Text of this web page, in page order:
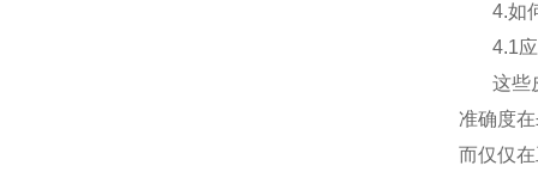
4.如
4.1
这些
准确度
而仅仅